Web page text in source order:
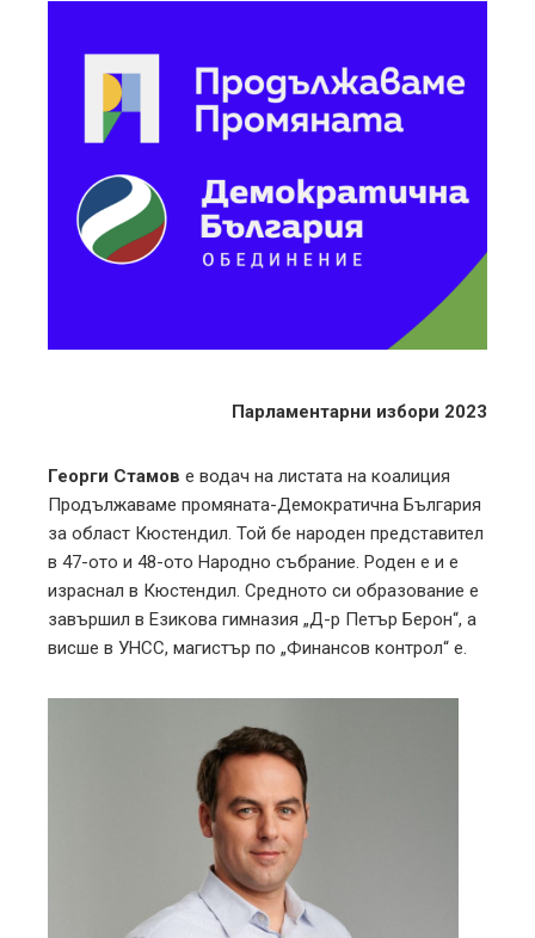
Парламентарни избори 2023
Георги Стамов е водач на листата на коалиция
Продължаваме промяната-Демократична България
за област Кюстендил. Той бе народен представител
в 47-ото и 48-ото Народно събрание. Роден е и е
израснал в Кюстендил. Средното си образование е
завършил в Езикова гимназия „Д-р Петър Берон“, а
висше в УНСС, магистър по „Финансов контрол“ е.